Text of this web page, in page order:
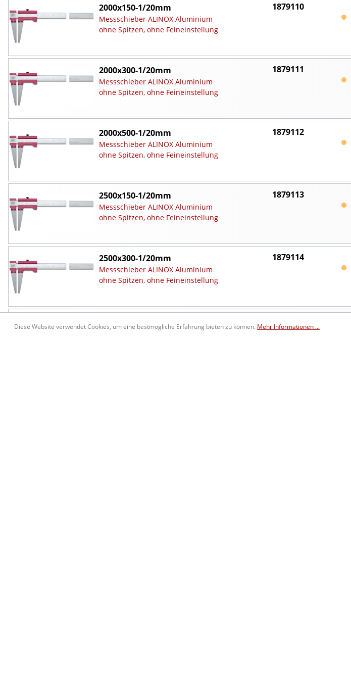
2000x150-1/20mm
Messschieber ALINOX Aluminium
ohne Spitzen, ohne Feineinstellung
1879110
2000x300-1/20mm
Messschieber ALINOX Aluminium
ohne Spitzen, ohne Feineinstellung
1879111
2000x500-1/20mm
Messschieber ALINOX Aluminium
ohne Spitzen, ohne Feineinstellung
1879112
2500x150-1/20mm
Messschieber ALINOX Aluminium
ohne Spitzen, ohne Feineinstellung
1879113
2500x300-1/20mm
Messschieber ALINOX Aluminium
ohne Spitzen, ohne Feineinstellung
1879114
Messschieber ALINOX Aluminium
Diese Website verwendet Cookies, um eine bestmögliche Erfahrung bieten zu können. Mehr Informationen ...